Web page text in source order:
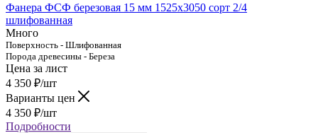
Фанера ФСФ березовая 15 мм 1525х3050 сорт 2/4
шлифованная
Много
Поверхность - Шлифованная
Порода древесины - Береза
Цена за лист
4 350 ₽/шт
Варианты цен
4 350 ₽/шт
Подробности